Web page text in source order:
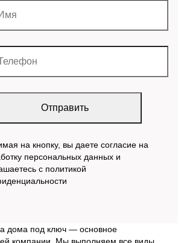
на кнопку, вы даете согласие на
персональных данных и
c политикой
дома под ключ — основное